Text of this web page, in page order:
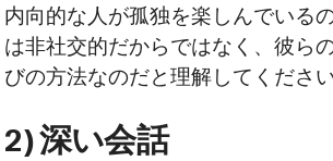
内向的な人が孤独を楽しんでいる
は非社交的だからではなく、彼ら
びの方法なのだと理解してください
2) 深い会話